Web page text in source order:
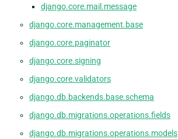
django.core.mail.message
django.core.management.base
django.core.paginator
django.core.signing
django.core.validators
django.db.backends.base.schema
django.db.migrations.operations.fields
django.db.migrations.operations.models